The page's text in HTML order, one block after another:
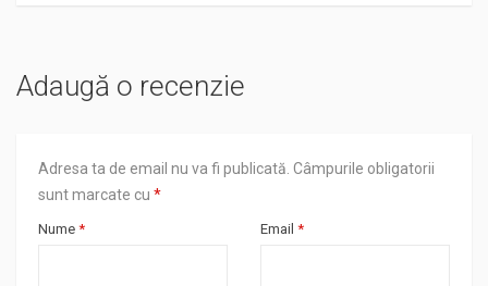
Adaugă o recenzie
Adresa ta de email nu va fi publicată. Câmpurile obligatorii
sunt marcate cu *
Nume * Email *